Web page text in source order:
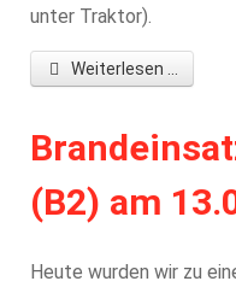
unter Traktor).
Weiterlesen ...
(B2) am
Heute wurden wir zu